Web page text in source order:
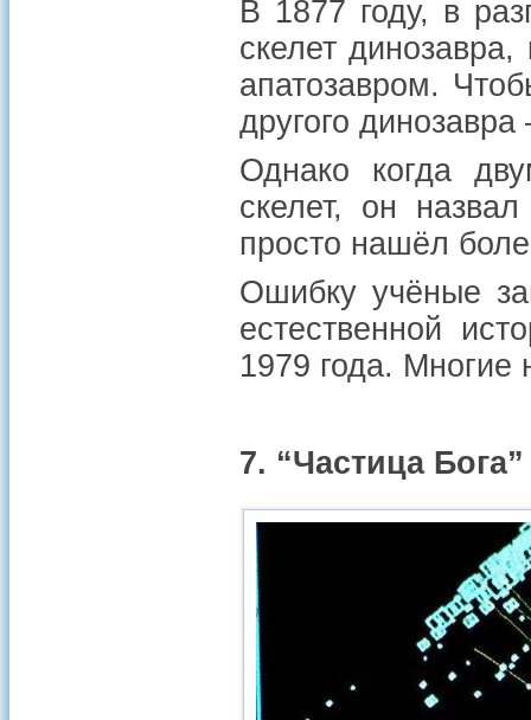
В 1877 году, в
скелет
апатозавром.
другого
Однако когда
скелет, он
просто нашёл
Ошибку учёные
естественной
1979 года. Многие
7. “Частица